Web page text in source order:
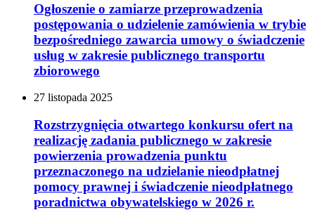
Ogłoszenie o zamiarze przeprowadzenia
postępowania o udzielenie zamówienia w trybie
bezpośredniego zawarcia umowy o świadczenie
usług w zakresie publicznego transportu
zbiorowego
27 listopada 2025
Rozstrzygnięcia otwartego konkursu ofert na
realizację zadania publicznego w zakresie
powierzenia prowadzenia punktu
przeznaczonego na udzielanie nieodpłatnej
pomocy prawnej i świadczenie nieodpłatnego
poradnictwa obywatelskiego w 2026 r.